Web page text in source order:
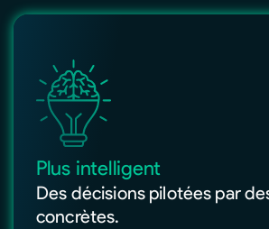
Plus intelligent
Des décisions pilotées par
concrètes.